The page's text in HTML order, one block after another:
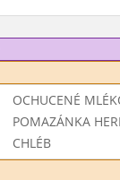
OCHUCENÉ
POMAZÁNKA
CHLÉB